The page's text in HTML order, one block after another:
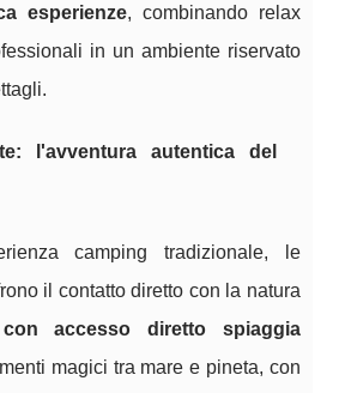
esperienze, combinando relax
in un ambiente riservato
l'avventura autentica del
camping tradizionale, le
il contatto diretto con la natura
accesso diretto spiaggia
magici tra mare e pineta, con